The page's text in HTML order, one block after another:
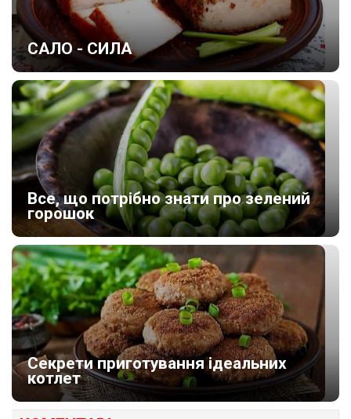
САЛО - СИЛА
Все, що потрібно знати про зелений
горошок
Секрети приготування ідеальних
котлет